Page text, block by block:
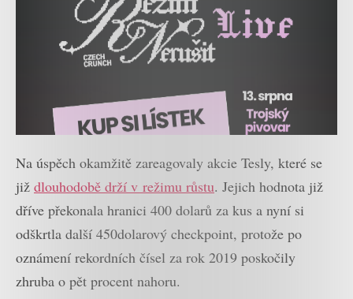
Na úspěch okamžitě zareagovaly akcie Tesly, které se
již dlouhodobě drží v režimu růstu. Jejich hodnota již
dříve překonala hranici 400 dolarů za kus a nyní si
odškrtla další 450dolarový checkpoint, protože po
oznámení rekordních čísel za rok 2019 poskočily
zhruba o pět procent nahoru.